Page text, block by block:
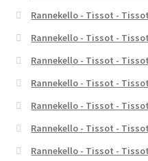
Rannekello - Tissot -
Rannekello - Tissot -
Rannekello - Tissot -
Rannekello - Tissot -
Rannekello - Tissot -
Rannekello - Tissot -
Rannekello - Tissot -